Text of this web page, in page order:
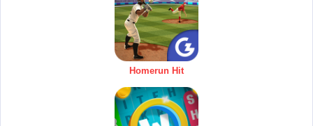
Homerun Hit